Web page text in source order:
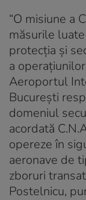
“O misiune a
măsurile
protecția și
a
Aeroportul
București
domeniul
acordată
opereze în
aeronave de
zboruri
Postelnicu,